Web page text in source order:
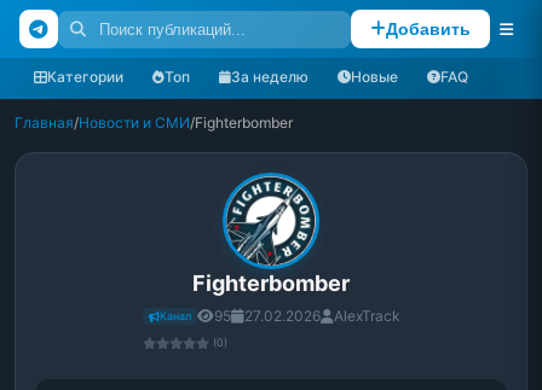
Добавить
Категории Топ За неделю Новые FAQ
Главная/Новости и СМИ/Fighterbomber
Fighterbomber
Канал 95 27.02.2026 AlexTrack
(0)